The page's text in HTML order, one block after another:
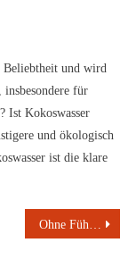
Beliebtheit und wird
für
Ist Kokoswasser
und ökologisch
ist die klare